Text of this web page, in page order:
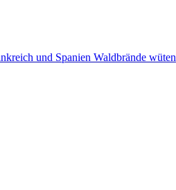
und Spanien Waldbrände wüten